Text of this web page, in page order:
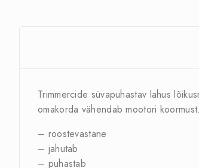
Trimmercide süvapuhastav lahus
omakorda vähendab mootori koormust.
– roostevastane
– jahutab
– puhastab